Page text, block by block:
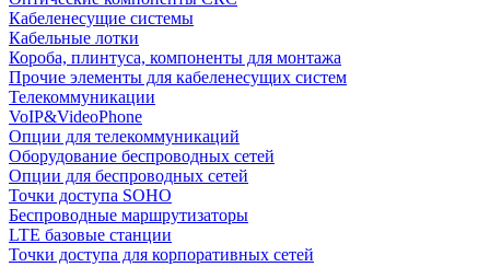
Кабеленесущие системы
Кабельные лотки
Короба, плинтуса, компоненты для монтажа
Прочие элементы для кабеленесущих систем
Телекоммуникации
VoIP&VideoPhone
Опции для телекоммуникаций
Оборудование беспроводных сетей
Опции для беспроводных сетей
Точки доступа SOHO
Беспроводные маршрутизаторы
LTE базовые станции
Точки доступа для корпоративных сетей